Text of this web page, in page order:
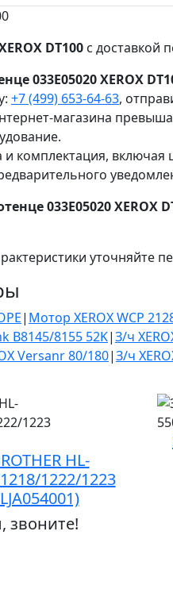
DT100 с доставкой
033E05020 XEROX
+7 (499) 653-64-63,
магазина
и комплектация,
033E05020 XEROX
уточняйте
| Мотор XEROX WCP
B8145/8155 52K|З/ч
Versanr 80/180|З/ч
HL-
1222/1223
звоните!